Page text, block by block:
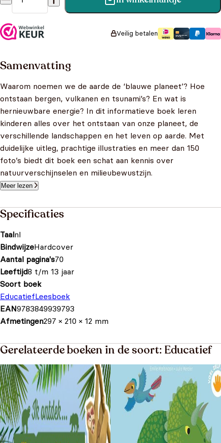
Wij weten veel - De Aarde aantal
Veilig betalen
Samenvatting
Waarom noemen we de aarde de ‘blauwe planeet’? Hoe
ontstaan bergen, vulkanen en tsunami’s? En wat is
hernieuwbare energie? In dit informatieve boek leren
kinderen alles over het ontstaan van onze planeet, de
verschillende landschappen en het leven op aarde. Met
duidelijke uitleg, prachtige illustraties en meer dan 150
foto’s biedt dit boek een schat aan kennis over
natuurverschijnselen en milieubewustzijn.
Meer lezen
Specificaties
Taalnl
BindwijzeHardcover
Aantal pagina's70
Leeftijd8 t/m 13 jaar
Soort boek
EducatiefLeesboek
EAN9783849939793
Afmetingen297 × 210 × 12 mm
Gerelateerde boeken in de soort: Educatief